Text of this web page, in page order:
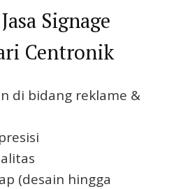
Signage
Centronik
di bidang reklame &
(desain hingga